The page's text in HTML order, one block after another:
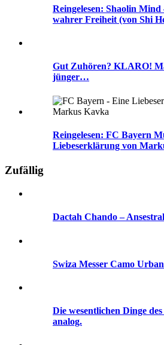
Reingelesen: Shaolin Mind
wahrer Freiheit (von Shi
Gut Zuhören? KLARO!
jünger…
Reingelesen: FC Bayern
Liebeserklärung von
Zufällig
Dactah Chando – Ansestral
Swiza Messer Camo
Die wesentlichen Dinge
analog.